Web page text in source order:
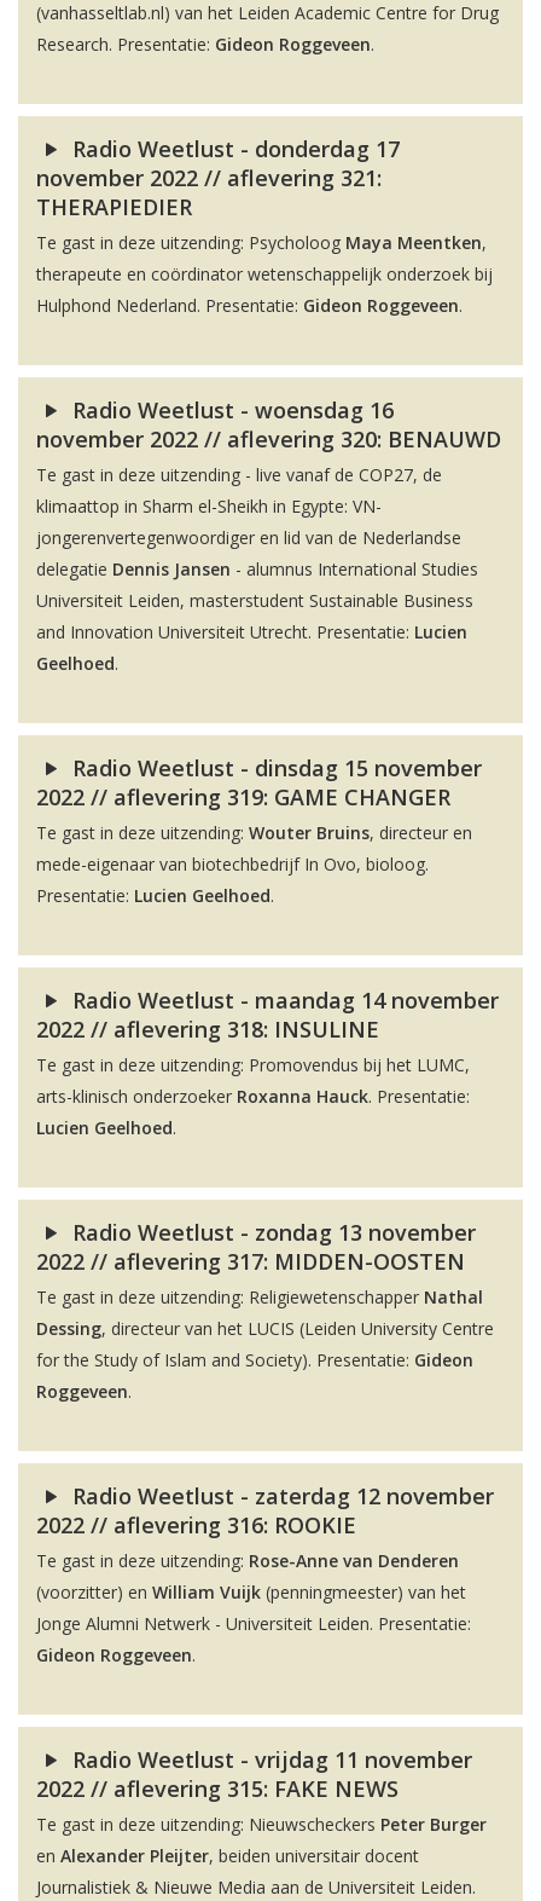
(vanhasseltlab.nl) van het Leiden Academic Centre for Drug
Research. Presentatie: Gideon Roggeveen.
Radio Weetlust - donderdag 17
november 2022 // aflevering 321:
THERAPIEDIER
Te gast in deze uitzending: Psycholoog Maya Meentken,
therapeute en coördinator wetenschappelijk onderzoek bij
Hulphond Nederland. Presentatie: Gideon Roggeveen.
Radio Weetlust - woensdag 16
november 2022 // aflevering 320: BENAUWD
Te gast in deze uitzending - live vanaf de COP27, de
klimaattop in Sharm el-Sheikh in Egypte: VN-
jongerenvertegenwoordiger en lid van de Nederlandse
delegatie Dennis Jansen - alumnus International Studies
Universiteit Leiden, masterstudent Sustainable Business
and Innovation Universiteit Utrecht. Presentatie: Lucien
Geelhoed.
Radio Weetlust - dinsdag 15 november
2022 // aflevering 319: GAME CHANGER
Te gast in deze uitzending: Wouter Bruins, directeur en
mede-eigenaar van biotechbedrijf In Ovo, bioloog.
Presentatie: Lucien Geelhoed.
Radio Weetlust - maandag 14 november
2022 // aflevering 318: INSULINE
Te gast in deze uitzending: Promovendus bij het LUMC,
arts-klinisch onderzoeker Roxanna Hauck. Presentatie:
Lucien Geelhoed.
Radio Weetlust - zondag 13 november
2022 // aflevering 317: MIDDEN-OOSTEN
Te gast in deze uitzending: Religiewetenschapper Nathal
Dessing, directeur van het LUCIS (Leiden University Centre
for the Study of Islam and Society). Presentatie: Gideon
Roggeveen.
Radio Weetlust - zaterdag 12 november
2022 // aflevering 316: ROOKIE
Te gast in deze uitzending: Rose-Anne van Denderen
(voorzitter) en William Vuijk (penningmeester) van het
Jonge Alumni Netwerk - Universiteit Leiden. Presentatie:
Gideon Roggeveen.
Radio Weetlust - vrijdag 11 november
2022 // aflevering 315: FAKE NEWS
Te gast in deze uitzending: Nieuwscheckers Peter Burger
en Alexander Pleijter, beiden universitair docent
Journalistiek & Nieuwe Media aan de Universiteit Leiden.